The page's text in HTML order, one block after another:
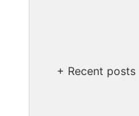
+ Recent posts